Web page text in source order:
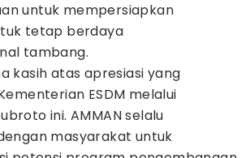
untuk mempersiapkan
tetap berdaya
tambang.
kasih atas apresiasi yang
ESDM melalui
ini. AMMAN selalu
masyarakat untuk